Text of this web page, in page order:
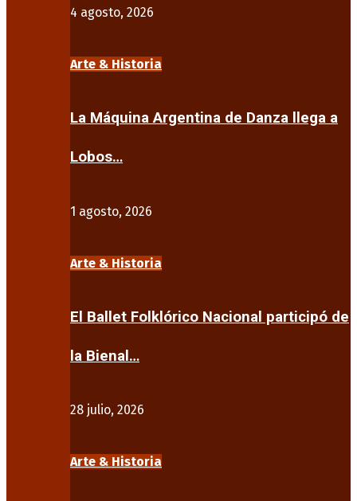
4 agosto, 2026
Arte & Historia
La Máquina Argentina de Danza llega a
Lobos…
1 agosto, 2026
Arte & Historia
El Ballet Folklórico Nacional participó de
la Bienal…
28 julio, 2026
Arte & Historia